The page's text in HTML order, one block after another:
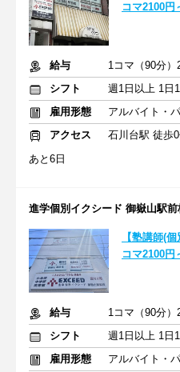
コマ2100
給与
1コマ（90分）
シフト
雇用形態
アルバイト・
アクセス
石川台駅 徒歩
あと6日
進学個別イクシード 御嶽山駅前
【塾講師(
コマ2100
給与
1コマ（90分）
シフト
雇用形態
アルバイト・